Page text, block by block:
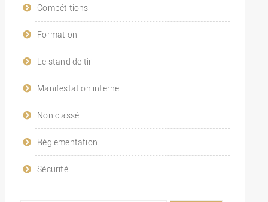
Compétitions
Formation
Le stand de tir
Manifestation interne
Non classé
Réglementation
Sécurité